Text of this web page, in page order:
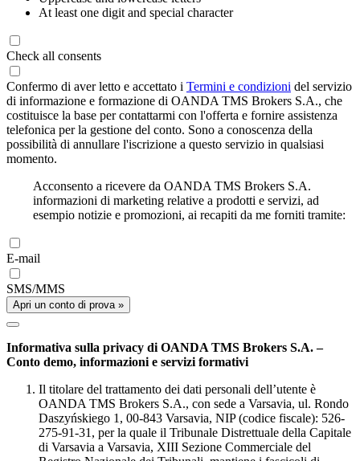
At least one digit and special character
Check all consents
Confermo di aver letto e accettato i Termini e condizioni del servizio
di informazione e formazione di OANDA TMS Brokers S.A., che
costituisce la base per contattarmi con l'offerta e fornire assistenza
telefonica per la gestione del conto. Sono a conoscenza della
possibilità di annullare l'iscrizione a questo servizio in qualsiasi
momento.
Acconsento a ricevere da OANDA TMS Brokers S.A.
informazioni di marketing relative a prodotti e servizi, ad
esempio notizie e promozioni, ai recapiti da me forniti tramite:
E-mail
SMS/MMS
Apri un conto di prova »
Informativa sulla privacy di OANDA TMS Brokers S.A. –
Conto demo, informazioni e servizi formativi
Il titolare del trattamento dei dati personali dell’utente è
OANDA TMS Brokers S.A., con sede a Varsavia, ul. Rondo
Daszyńskiego 1, 00-843 Varsavia, NIP (codice fiscale): 526-
275-91-31, per la quale il Tribunale Distrettuale della Capitale
di Varsavia a Varsavia, XIII Sezione Commerciale del